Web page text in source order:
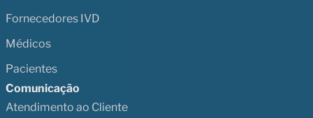
Fornecedores IVD
Médicos
Pacientes
Comunicação
Atendimento ao Cliente